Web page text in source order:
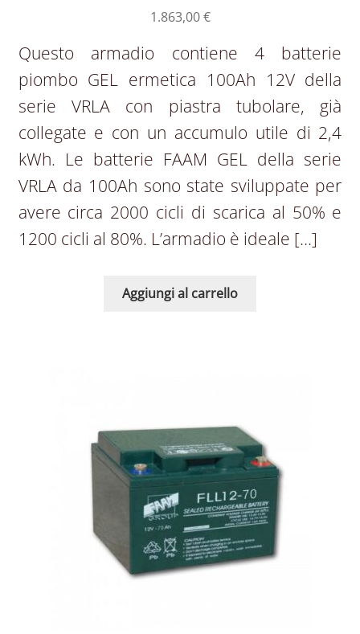
1.863,00€
Questo armadio contiene 4 batterie
piombo GEL ermetica 100Ah 12V della
serie VRLA con piastra tubolare, già
collegate e con un accumulo utile di 2,4
kWh. Le batterie FAAM GEL della serie
VRLA da 100Ah sono state sviluppate per
avere circa 2000 cicli di scarica al 50% e
1200 cicli al 80%. L’armadio è ideale […]
Aggiungi al carrello